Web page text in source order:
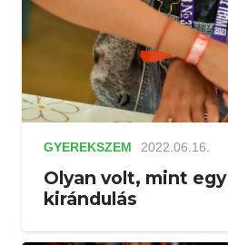
GYEREKSZEM 2022.06.16.
Olyan volt, mint
kirándulás